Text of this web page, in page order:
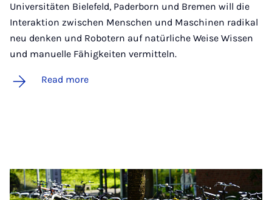
Universitäten Bielefeld, Paderborn und Bremen will die
Interaktion zwischen Menschen und Maschinen radikal
neu denken und Robotern auf natürliche Weise Wissen
und manuelle Fähigkeiten vermitteln.
Read more